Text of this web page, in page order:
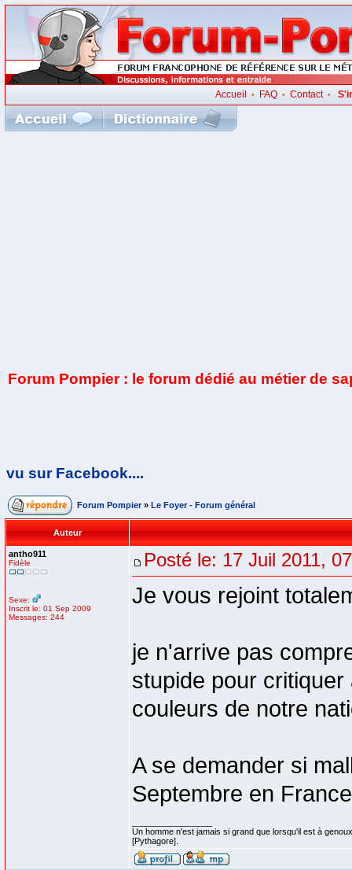
Accueil • FAQ• Contact•
Forum Pompier : le forum dédié au métier de
vu sur Facebook....
Forum Pompier » Le Foyer - Forum général
Auteur
antho911
Fidèle
Sexe:
Inscrit le: 01 Sep 2009
Messages: 244
Posté le: 17 Juil 2011,
Je vous rejoint
je n'arrive pas
stupide pour
couleurs de notre
A se demander si
Septembre en
Un homme n'est jamais si grand que lorsqu'il est à
[Pythagore].